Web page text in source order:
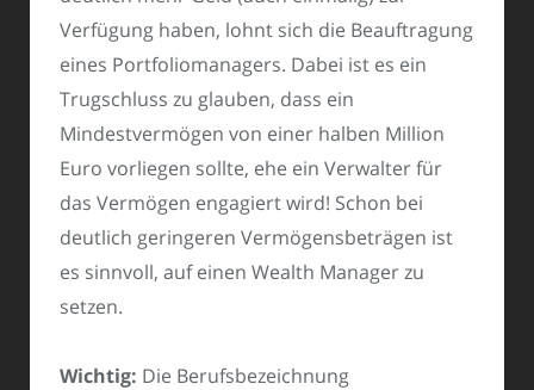
Verfügung haben, lohnt sich die Beauftragung
eines Portfoliomanagers. Dabei ist es ein
Trugschluss zu glauben, dass ein
Mindestvermögen von einer halben Million
Euro vorliegen sollte, ehe ein Verwalter für
das Vermögen engagiert wird! Schon bei
deutlich geringeren Vermögensbeträgen ist
es sinnvoll, auf einen Wealth Manager zu
setzen.
Wichtig: Die Berufsbezeichnung